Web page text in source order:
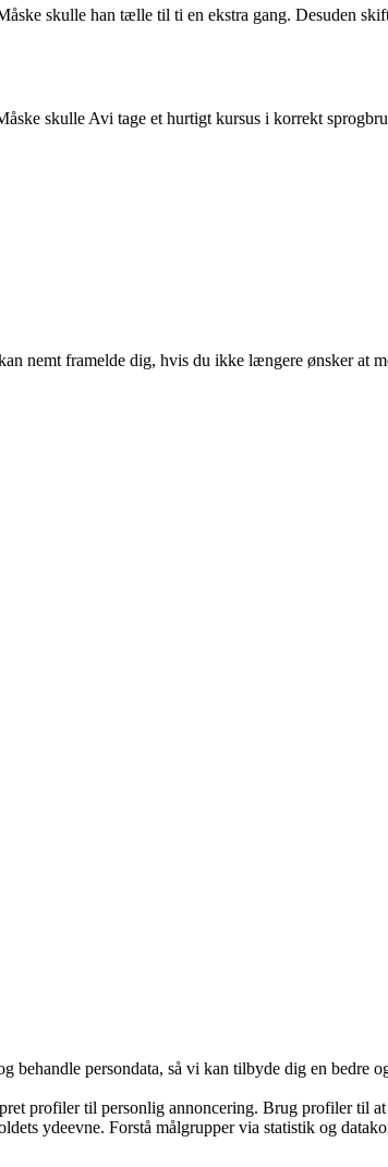
skulle han tælle til ti en ekstra gang. Desuden
skulle Avi tage et hurtigt kursus i korrekt
nemt framelde dig, hvis du ikke længere ønsker at
persondata, så vi kan tilbyde dig en bedre
profiler til personlig annoncering. Brug profiler til
ydeevne. Forstå målgrupper via statistik og